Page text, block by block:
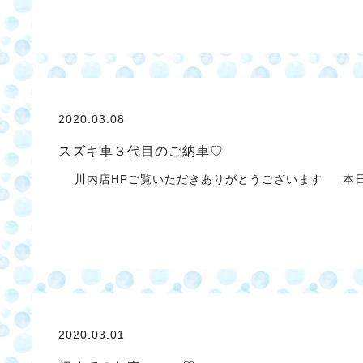
2020.03.08
スズキ車３代目のご納車♡
川内店HPご覧いただきありがとうございます 本
2020.03.01